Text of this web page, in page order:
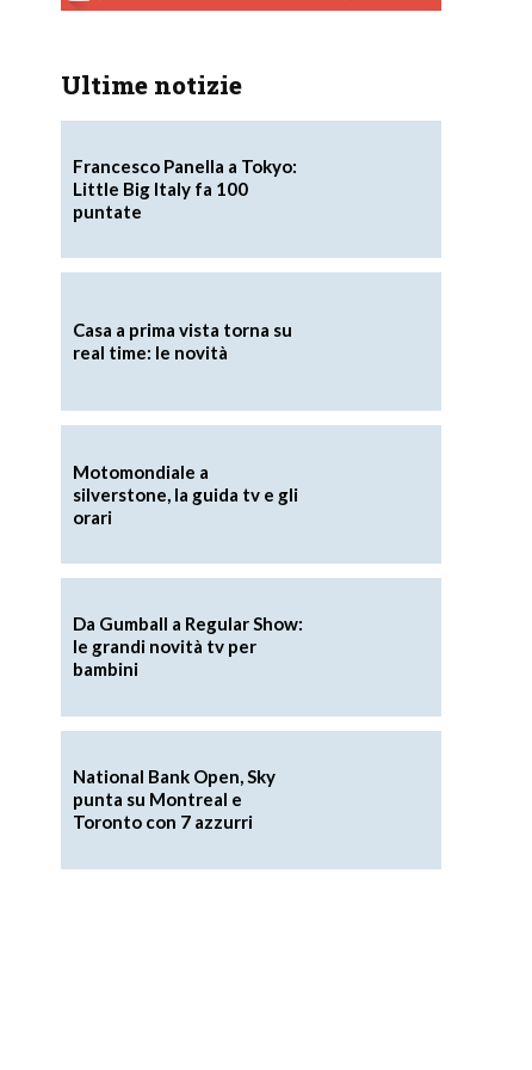
Ultime notizie
Francesco Panella a Tokyo:
Little Big Italy fa 100
puntate
Casa a prima vista torna su
real time: le novità
Motomondiale a
silverstone, la guida tv e gli
orari
Da Gumball a Regular Show:
le grandi novità tv per
bambini
National Bank Open, Sky
punta su Montreal e
Toronto con 7 azzurri